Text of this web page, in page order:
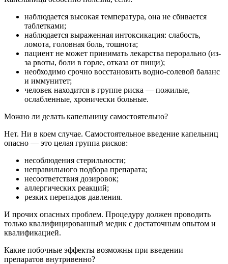
наблюдается высокая температура, она не сбивается
таблетками;
наблюдается выраженная интоксикация: слабость,
ломота, головная боль, тошнота;
пациент не может принимать лекарства перорально (из-
за рвоты, боли в горле, отказа от пищи);
необходимо срочно восстановить водно-солевой баланс
и иммунитет;
человек находится в группе риска — пожилые,
ослабленные, хронически больные.
Можно ли делать капельницу самостоятельно?
Нет. Ни в коем случае. Самостоятельное введение капельниц
опасно — это целая группа рисков:
несоблюдения стерильности;
неправильного подбора препарата;
несоответствия дозировок;
аллергических реакций;
резких перепадов давления.
И прочих опасных проблем. Процедуру должен проводить
только квалифицированный медик с достаточным опытом и
квалификацией.
Какие побочные эффекты возможны при введении
препаратов внутривенно?